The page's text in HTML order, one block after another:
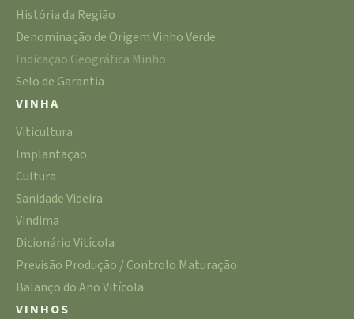
História da Região
Denominação de Origem Vinho Verde
Indicação Geográfica Minho
Selo de Garantia
VINHA
Viticultura
Implantação
Cultura
Sanidade Videira
Vindima
Dicionário Vitícola
Previsão Produção / Controlo Maturação
Balanço do Ano Vitícola
VINHOS